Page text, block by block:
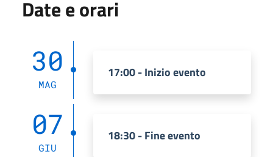
Date e orari
30
MAG
17:00 - Inizio evento
07
GIU
18:30 - Fine evento